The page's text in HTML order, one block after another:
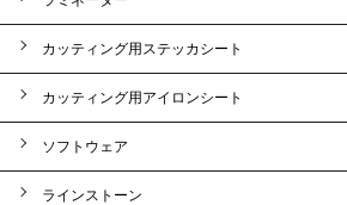
カッティング用ステッカシート
カッティング用アイロンシート
ソフトウェア
ラインストーン